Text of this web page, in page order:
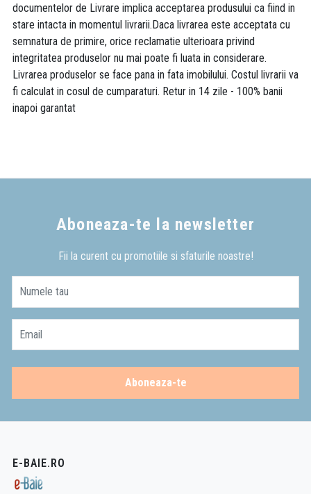
documentelor de Livrare implica acceptarea produsului ca fiind in
stare intacta in momentul livrarii.Daca livrarea este acceptata cu
semnatura de primire, orice reclamatie ulterioara privind
integritatea produselor nu mai poate fi luata in considerare.
Livrarea produselor se face pana in fata imobilului. Costul livrarii va
fi calculat in cosul de cumparaturi. Retur in 14 zile - 100% banii
inapoi garantat
Aboneaza-te la newsletter
Fii la curent cu promotiile si sfaturile noastre!
Numele tau
Email
Aboneaza-te
E-BAIE.RO